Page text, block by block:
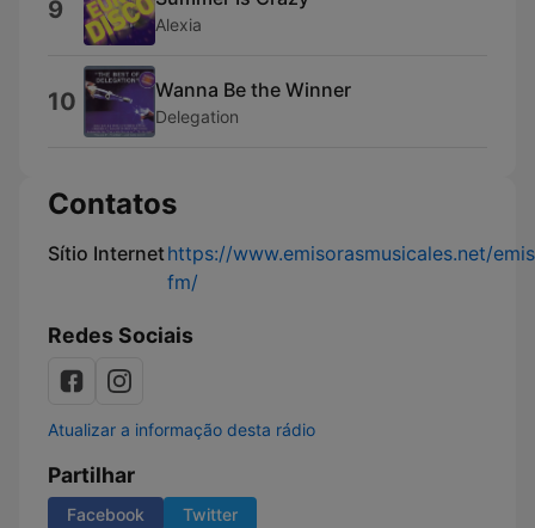
9 Alexia
10 Wanna Be the Winner
Delegation
Contatos
Sítio Internethttps://www.emisorasmusicales.net/
fm/
Redes Sociais
Atualizar a informação desta rádio
Partilhar
Facebook Twitter